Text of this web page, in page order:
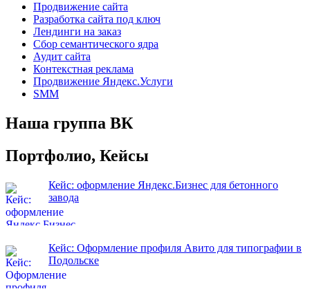
Продвижение сайта
Разработка сайта под ключ
Лендинги на заказ
Сбор семантического ядра
Аудит сайта
Контекстная реклама
Продвижение Яндекс.Услуги
SMM
Наша группа ВК
Портфолио, Кейсы
Кейс: оформление Яндекс.Бизнес для бетонного
завода
Кейс: Оформление профиля Авито для типографии в
Подольске